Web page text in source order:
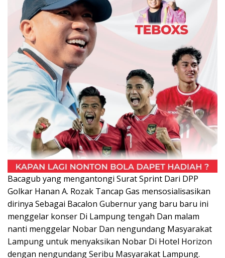
Bacagub yang mengantongi Surat Sprint Dari DPP
Golkar Hanan A. Rozak Tancap Gas mensosialisasikan
dirinya Sebagai Bacalon Gubernur yang baru baru ini
menggelar konser Di Lampung tengah Dan malam
nanti menggelar Nobar Dan nengundang Masyarakat
Lampung untuk menyaksikan Nobar Di Hotel Horizon
dengan nengundang Seribu Masyarakat Lampung.